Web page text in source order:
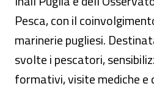
Pesca, con il
marinerie pugliesi.
svolte i pescatori,
formativi, visite mediche e